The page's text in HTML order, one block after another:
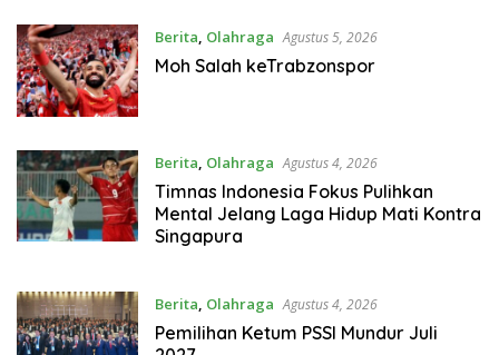
Berita, Olahraga Agustus 5, 2026
Moh Salah keTrabzonspor
Berita Olahraga Agustus 4, 2026
Timnas Indonesia Fokus Pulihkan
Mental Jelang Laga Hidup Mati Kontra
Singapura
Berita Olahraga Agustus 4, 2026
Pemilihan Ketum PSSI Mundur Juli